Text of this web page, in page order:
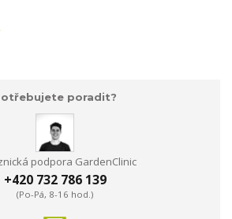
poradit?
podpora GardenClinic
+420 732 786 139
(Po-Pá, 8-16 hod.)